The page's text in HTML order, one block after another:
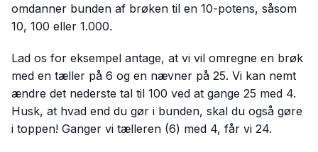
omdanner bunden af brøken til en 10-potens, såsom
10, 100 eller 1.000.
Lad os for eksempel antage, at vi vil omregne en brøk
med en tæller på 6 og en nævner på 25. Vi kan nemt
ændre det nederste tal til 100 ved at gange 25 med 4.
Husk, at hvad end du gør i bunden, skal du også gøre
i toppen! Ganger vi tælleren (6) med 4, får vi 24.